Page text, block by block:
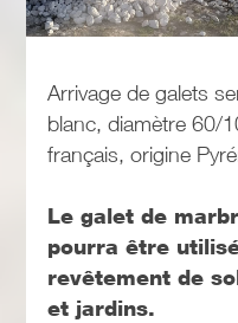
Arrivage de galets
blanc, diamètre 60/
français, origine
Le galet de
pourra être
revêtement de
et jardins.